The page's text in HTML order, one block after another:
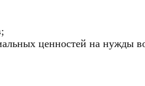
ценностей на нужды